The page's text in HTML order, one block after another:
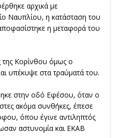
αρχικά με
Ναυπλίου, η κατάσταση του
η μεταφορά του
της Κορίνθου όμως ο
υπέκυψε στα τραύματά του.
στην οδό Εφέσου, όταν ο
ακόμα συνθήκες, έπεσε
όπου έγινε αντιληπτός
αστυνομία και ΕΚΑΒ